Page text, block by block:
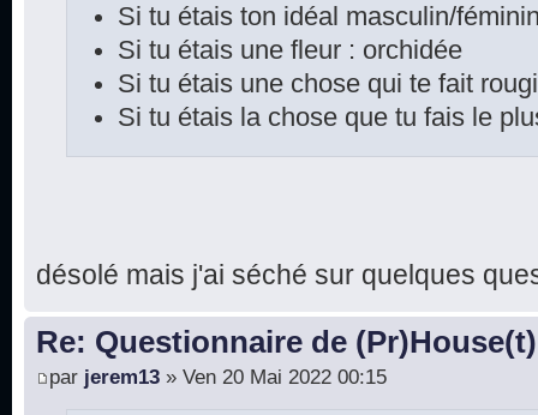
Si tu étais ton idéal masculin/
Si tu étais une fleur : orchidée
Si tu étais une chose qui te fait
Si tu étais la chose que tu fais le
désolé mais j'ai séché sur quelques
Re: Questionnaire de (Pr)House(t)
par jerem13 » Ven 20 Mai 2022 00:15